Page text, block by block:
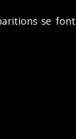
se font